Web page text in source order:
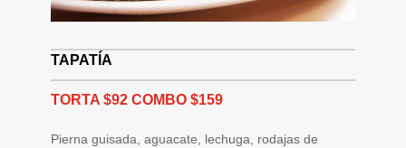
TAPATÍA
TORTA $92 COMBO $159
Pierna guisada, aguacate, lechuga, rodajas de